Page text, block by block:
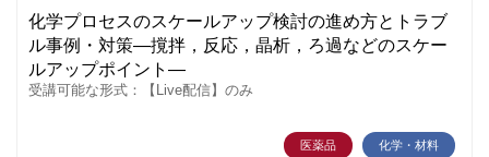
化学プロセスのスケールアップ検討の進め方とトラブ
ル事例・対策―撹拌，反応，晶析，ろ過などのスケー
ルアップポイント―
受講可能な形式：【Live配信】のみ
医薬品 化学・材料